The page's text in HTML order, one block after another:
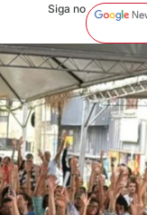
Siga no